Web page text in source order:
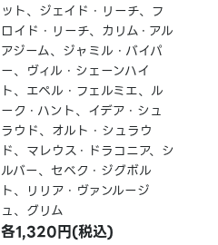
ット、ジェイド・リーチ、フ
ロイド・リーチ、カリム・アル
アジーム、ジャミル・バイパ
ー、ヴィル・シェーンハイ
ト、エペル・フェルミエ、ル
ーク・ハント、イデア・シュ
ラウド、オルト・シュラウ
ド、マレウス・ドラコニア、シ
ルバー、セベク・ジグボル
ト、リリア・ヴァンルージ
ュ、グリム
各1,320円(税込)